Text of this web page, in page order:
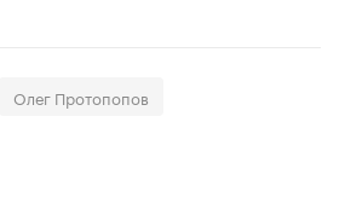
Олег Протопопов